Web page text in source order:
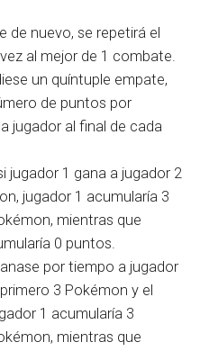
de nuevo, se repetirá el
al mejor de 1 combate.
un quíntuple empate,
de puntos por
jugador al final de cada
jugador 1 gana a jugador 2
jugador 1 acumularía 3
mientras que
0 puntos.
por tiempo a jugador
3 Pokémon y el
1 acumularía 3
mientras que